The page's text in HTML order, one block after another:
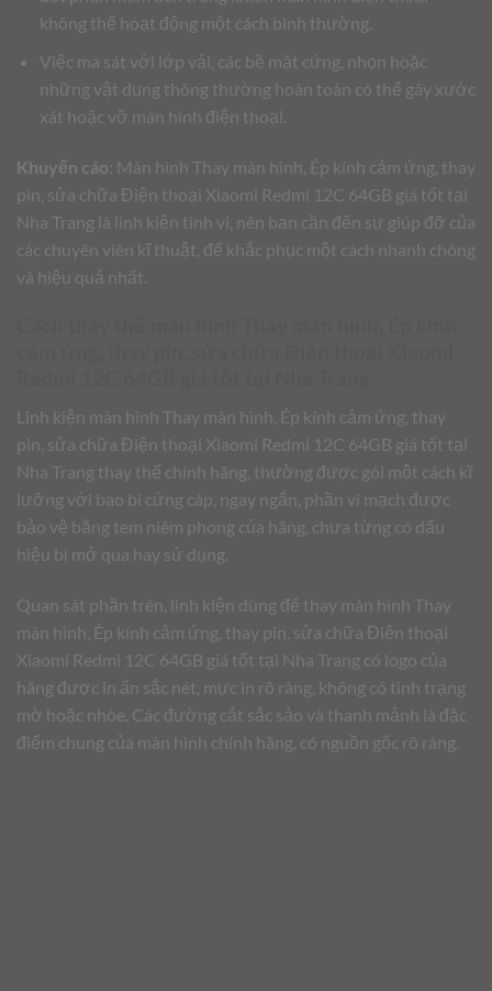
không thể hoạt động một cách bình thường.
Việc ma sát với lớp vải, các bề mặt cứng, nhọn hoặc
những vật dụng thông thường hoàn toàn có thể gây xước
xát hoặc vỡ màn hình điện thoại.
Khuyến cáo : Màn hình Thay màn hình, Ép kính cảm ứng, thay
pin, sửa chữa Điện thoại Xiaomi Redmi 12C 64GB giá tốt tại
Nha Trang là linh kiện tinh vi, nên bạn cần đến sự giúp đỡ của
các chuyên viên kĩ thuật, để khắc phục một cách nhanh chóng
và hiệu quả nhất.
Linh kiện màn hình Thay màn hình, Ép kính cảm ứng, thay
pin, sửa chữa Điện thoại Xiaomi Redmi 12C 64GB giá tốt tại
Nha Trang thay thế chính hãng, thường được gói một cách kĩ
lưỡng với bao bì cứng cáp, ngay ngắn, phần vi mạch được
bảo vệ bằng tem niêm phong của hãng, chưa từng có dấu
hiệu bị mở qua hay sử dụng.
Quan sát phần trên, linh kiện dùng để thay màn hình Thay
màn hình, Ép kính cảm ứng, thay pin, sửa chữa Điện thoại
Xiaomi Redmi 12C 64GB giá tốt tại Nha Trang có logo của
hãng được in ấn sắc nét, mực in rõ ràng, không có tình trạng
mờ hoặc nhòe. Các đường cắt sắc sảo và thanh mảnh là đặc
điểm chung của màn hình chính hãng, có nguồn gốc rõ ràng.